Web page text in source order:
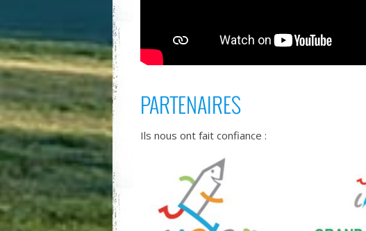
PARTENAIRES
Ils nous ont fait confiance :